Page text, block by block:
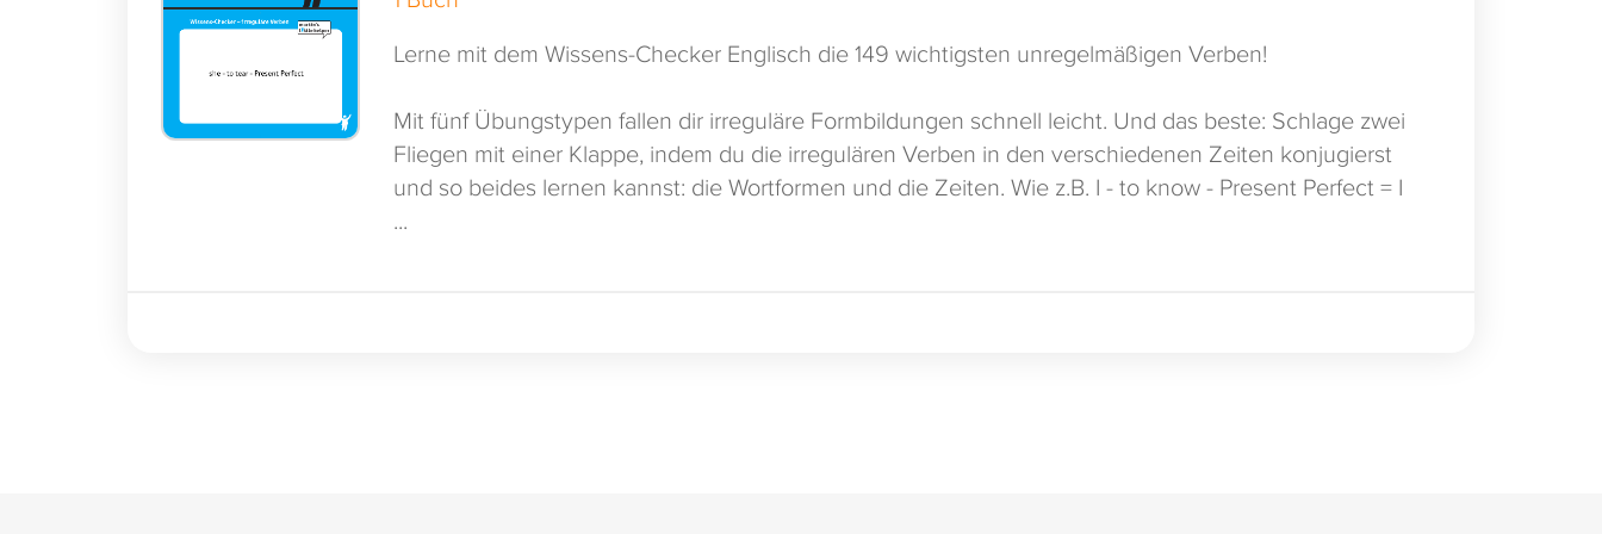
Lerne mit dem Wissens-Checker Englisch die 149 wichtigsten unregelmäßigen Verben!
Mit fünf Übungstypen fallen dir irreguläre Formbildungen schnell leicht. Und das beste: Schlage zwei
Fliegen mit einer Klappe, indem du die irregulären Verben in den verschiedenen Zeiten konjugierst
und so beides lernen kannst: die Wortformen und die Zeiten. Wie z.B. I - to know - Present Perfect = I
have known. Frei nah dem Motto:
...